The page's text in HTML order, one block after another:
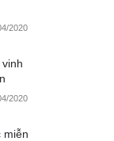
2020
2020
miễn